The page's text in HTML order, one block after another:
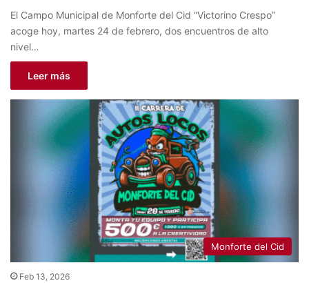
El Campo Municipal de Monforte del Cid “Victorino Crespo”
acoge hoy, martes 24 de febrero, dos encuentros de alto
nivel…
Leer más
Monforte del Cid
Feb 13, 2026